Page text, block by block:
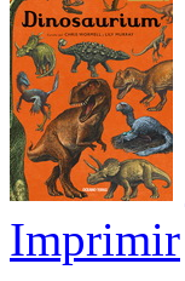
Imprimir